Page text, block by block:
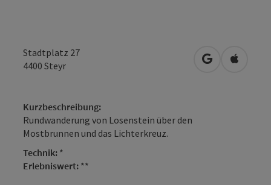
Stadtplatz 27
4400 Steyr in Google
in
Kurzbeschreibung:
Rundwanderung von Losenstein über den
Mostbrunnen und das Lichterkreuz.
Technik: *
Erlebniswert: **